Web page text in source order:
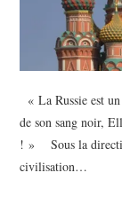
SPORT
« La Russie est
de son sang noir,
! » Sous la
civilisation…